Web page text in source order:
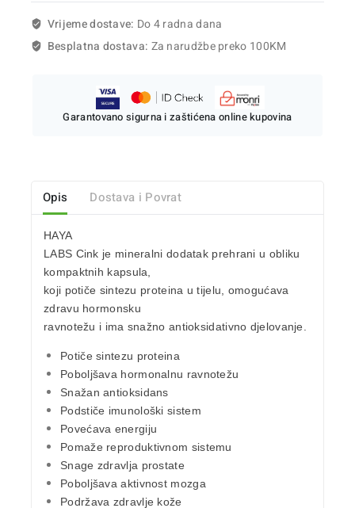
Vrijeme dostave: Do 4 radna dana
Besplatna dostava: Za narudžbe preko 100KM
Garantovano sigurna i zaštićena online kupovina
Opis Dostava i Povrat
HAYA
LABS Cink je mineralni dodatak prehrani u obliku
kompaktnih kapsula,
koji potiče sintezu proteina u tijelu, omogućava
zdravu hormonsku
ravnotežu i ima snažno antioksidativno djelovanje.
Potiče sintezu proteina
Poboljšava hormonalnu ravnotežu
Snažanantioksidans
Podstiče imunološki sistem
Povećava energiju
Pomaže reproduktivnom sistemu
Snage zdravlja prostate
Poboljšava aktivnost mozga
Podržava zdravlje kože